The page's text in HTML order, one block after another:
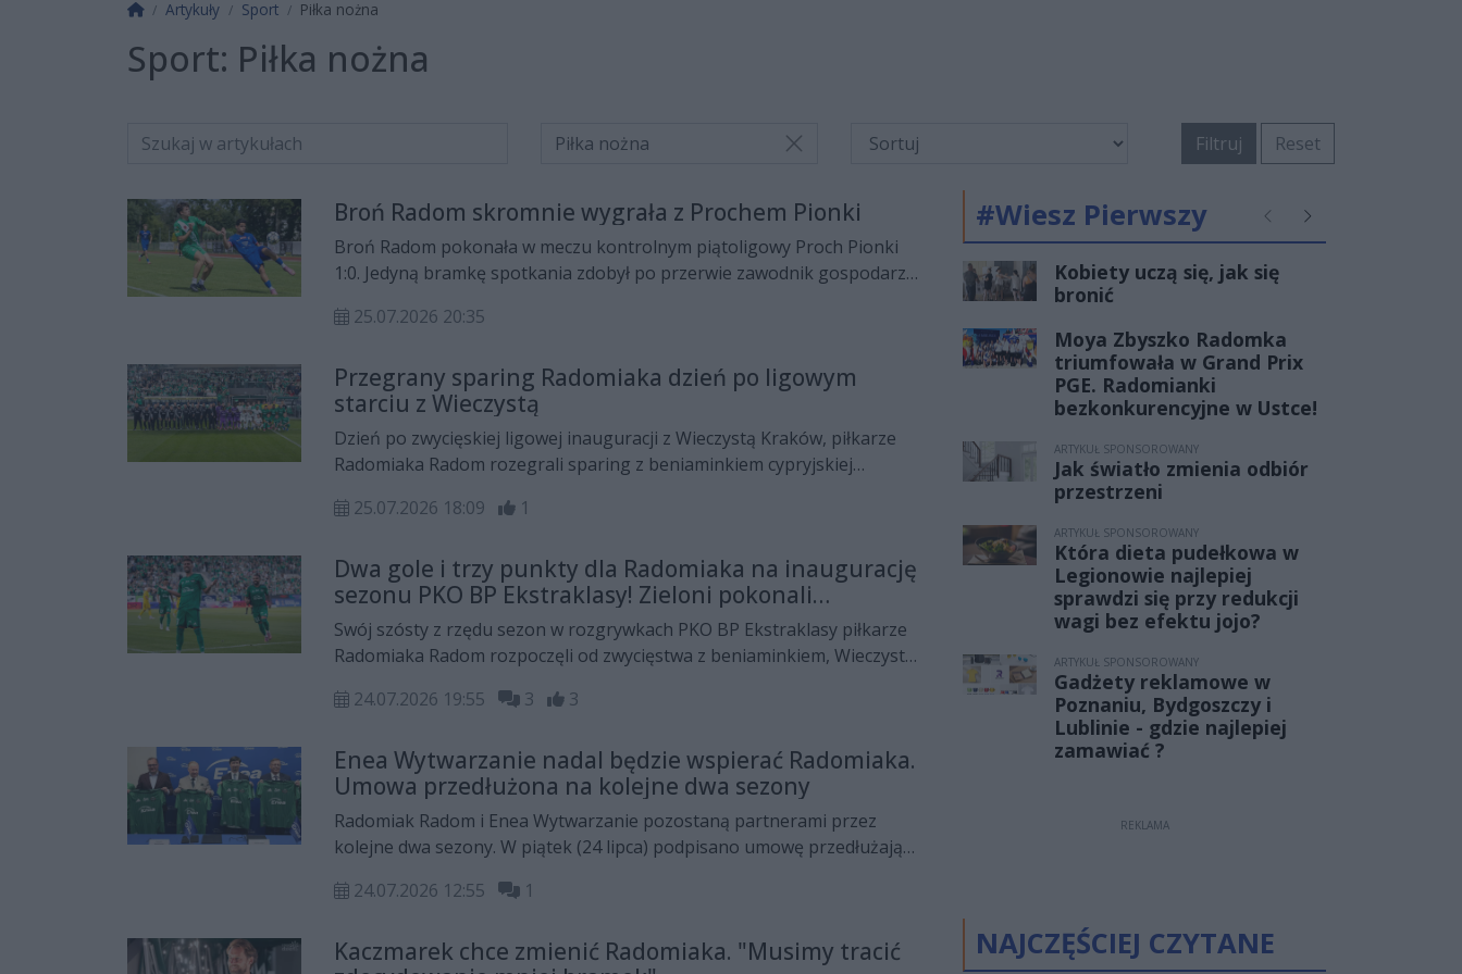
Strona główna
Artykuły Sport Piłka nożna
Sport: Piłka nożna
Piłka nożna Filtruj Reset
Broń Radom skromnie wygrała z Prochem Pionki
Broń Radom pokonała w meczu kontrolnym piątoligowy Proch Pionki
1:0. Jedyną bramkę spotkania zdobył po przerwie zawodnik gospodarzy,
25.07.2026 20:35
Przegrany sparing Radomiaka dzień po ligowym
starciu z Wieczystą
Dzień po zwycięskiej ligowej inauguracji z Wieczystą Kraków, piłkarze
Radomiaka Radom rozegrali sparing z beniaminkiem cypryjskiej
25.07.2026 18:09 1
Dwa gole i trzy punkty dla Radomiaka na inaugurację
sezonu PKO BP Ekstraklasy! Zieloni pokonali
beniaminka z Krakowa
Swój szósty z rzędu sezon w rozgrywkach PKO BP Ekstraklasy piłkarze
Radomiaka Radom rozpoczęli od zwycięstwa z beniaminkiem, Wieczystą
rywali trafił Stefan Feiertag.
24.07.2026 19:55 3 3
Enea Wytwarzanie nadal będzie wspierać Radomiaka.
Umowa przedłużona na kolejne dwa sezony
Radomiak Radom i Enea Wytwarzanie pozostaną partnerami przez
kolejne dwa sezony. W piątek (24 lipca) podpisano umowę przedłużającą
tego typu porozumieniach, nie ujawniono jednak wartości finansowego
24.07.2026 12:55 1
Kaczmarek chce zmienić Radomiaka. "Musimy tracić
#Wiesz Pierwszy PoprzednieNastępne
Kobiety uczą się, jak się
bronić
Moya Zbyszko Radomka
triumfowała w Grand Prix
PGE. Radomianki
bezkonkurencyjne w Ustce!
ARTYKUŁ SPONSOROWANY
Jak światło zmienia odbiór
przestrzeni
ARTYKUŁ SPONSOROWANY
Która dieta pudełkowa w
Legionowie najlepiej
sprawdzi się przy redukcji
wagi bez efektu jojo?
ARTYKUŁ SPONSOROWANY
Gadżety reklamowe w
Poznaniu, Bydgoszczy i
Lublinie - gdzie najlepiej
zamawiać ?
REKLAMA
NAJCZĘŚCIEJ CZYTANE